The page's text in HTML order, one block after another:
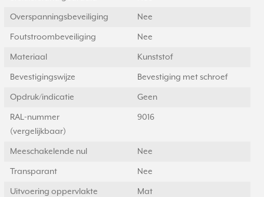
Overspanningsbeveiliging Nee
Foutstroombeveiliging Nee
Materiaal Kunststof
Bevestigingswijze Bevestiging met schroef
Opdruk/indicatie Geen
RAL-nummer
(vergelijkbaar)
9016
Meeschakelende nul Nee
Transparant Nee
Uitvoering oppervlakte Mat